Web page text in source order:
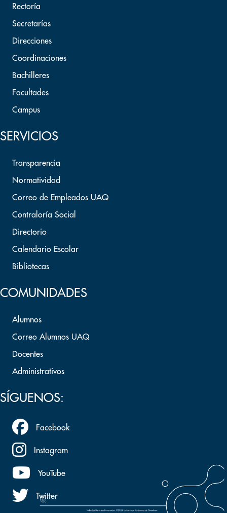
Rectoría
Secretarías
Direcciones
Coordinaciones
Bachilleres
Facultades
Campus
SERVICIOS
Transparencia
Normatividad
Correo de Empleados UAQ
Contraloría Social
Directorio
Calendario Escolar
Bibliotecas
COMUNIDADES
Alumnos
Correo Alumnos UAQ
Docentes
Administrativos
SÍGUENOS:
Facebook
Instagram
YouTube
Twitter